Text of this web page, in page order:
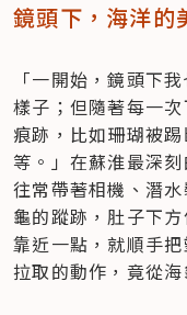
鏡頭下，海洋的
「一開始，鏡頭下
樣子；但隨著每一
痕跡，比如珊瑚被
等。」在蘇淮最深
往常帶著相機、潛
龜的蹤跡，肚子下
靠近一點，就順手
拉取的動作，竟從